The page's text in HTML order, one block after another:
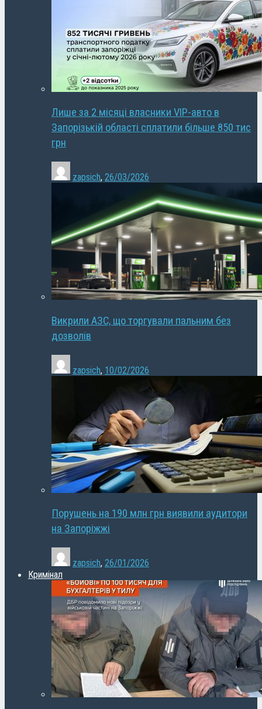
Лише за 2 місяці власники VIP-авто в
Запорізькій області сплатили більше 850 тис
грн
zapsich, 26/03/2026
Викрили АЗС, що торгували пальним без
дозволів
zapsich, 10/02/2026
Порушень на 190 млн грн виявили аудитори
на Запоріжжі
zapsich, 26/01/2026
Кримінал